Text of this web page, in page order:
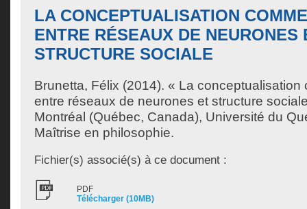
LA CONCEPTUALISATION
ENTRE RÉSEAUX DE NEURONES
STRUCTURE SOCIALE
Brunetta, Félix (2014). « La conceptualisation
entre réseaux de neurones et structure
Montréal (Québec, Canada), Université du
Maîtrise en philosophie.
Fichier(s) associé(s) à ce document :
PDF
Télécharger (10MB)